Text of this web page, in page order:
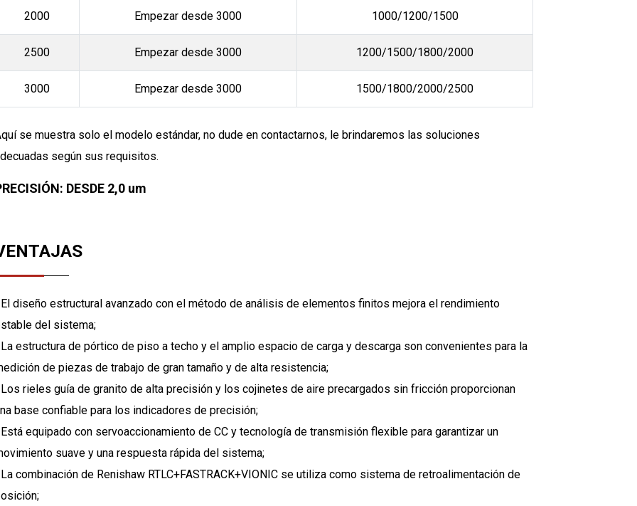
2000 Empezar desde 3000 1000/1200/1500
2500 Empezar desde 3000 1200/1500/1800/2000
3000 Empezar desde 3000 1500/1800/2000/2500
se muestra solo el modelo estándar, no dude en contactarnos, le brindaremos las soluciones
según sus requisitos.
DESDE 2,0 um
El diseño estructural avanzado con el método de análisis de elementos finitos mejora el rendimiento
del sistema;
La estructura de pórtico de piso a techo y el amplio espacio de carga y descarga son convenientes para la
de piezas de trabajo de gran tamaño y de alta resistencia;
Los rieles guía de granito de alta precisión y los cojinetes de aire precargados sin fricción proporcionan
base confiable para los indicadores de precisión;
Está equipado con servoaccionamiento de CC y tecnología de transmisión flexible para garantizar un
suave y una respuesta rápida del sistema;
La combinación de Renishaw RTLC+FASTRACK+VIONIC se utiliza como sistema de retroalimentación de